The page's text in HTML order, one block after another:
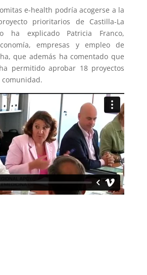
e-health podría acogerse a la
prioritarios de Castilla-La
ha explicado Patricia Franco,
empresas y empleo de
que además ha comentado que
permitido aprobar 18 proyectos